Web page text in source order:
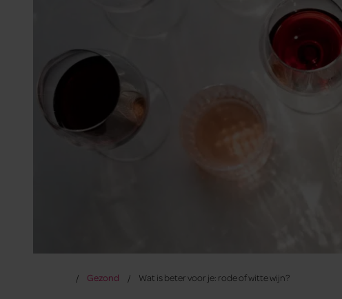
Gezond Wat is beter voor je: rode of witte wijn?